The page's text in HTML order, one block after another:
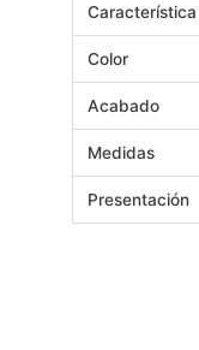
Característica
Color
Acabado
Medidas
Presentación